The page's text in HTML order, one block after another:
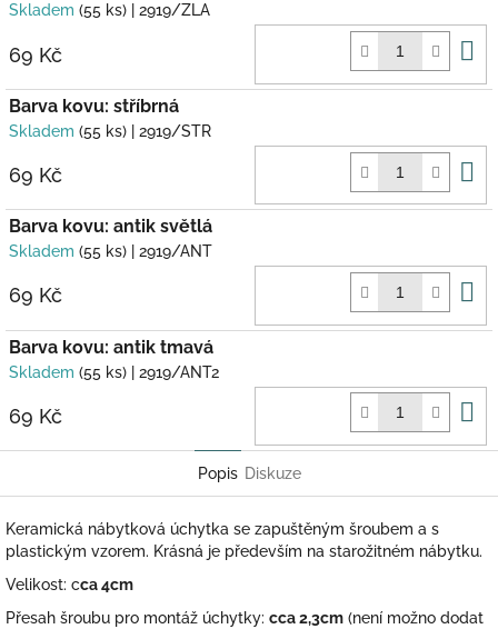
Skladem (55 ks) | 2919/ZLA
69 Kč
Barva kovu: stříbrná
Skladem (55 ks) | 2919/STR
69 Kč
Barva kovu: antik světlá
Skladem (55 ks) | 2919/ANT
69 Kč
Barva kovu: antik tmavá
Skladem (55 ks) | 2919/ANT2
69 Kč
Popis Diskuze
Keramická nábytková úchytka se zapuštěným šroubem a s
plastickým vzorem. Krásná je především na starožitném nábytku.
Velikost: cca 4cm
Přesah šroubu pro montáž úchytky: cca 2,3cm (není možno dodat